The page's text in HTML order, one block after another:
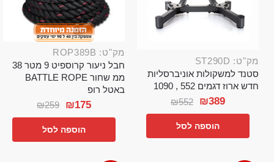
מק"ט: ST290D
סטנד למשקולות אוניברסליות
חדש ארוז דגמים 552 , 1090
₪552 ₪389
הוספה לסל
מק"ט: ROP389B
חבל ניעור קרוספיט 9 מטר 38
ממ שחור BATTLE ROPE
באטל רופ
₪259 ₪175
הוספה לסל